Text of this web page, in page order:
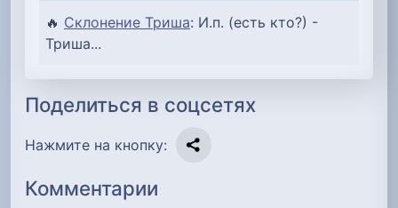
🔥 Склонение Триша: И.п. (есть кто?) -
Триша...
Поделиться в соцсетях
Нажмите на кнопку:
Комментарии